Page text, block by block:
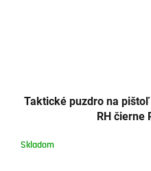
Taktické puzdro na
RH čierne
Skladom